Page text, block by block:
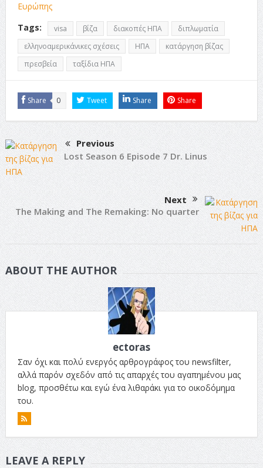
Ευρώπης
Tags:
visa βίζα διακοπές ΗΠΑ
διπλωματία
ελληνοαμερικάνικες σχέσεις
ΗΠΑ
κατάργηση βίζας
πρεσβεία
ταξίδια ΗΠΑ
Share 0 Tweet Share Share
Previous
Lost Season 6 Episode 7 Dr. Linus
Next
The Making and The Remaking: No quarter
ABOUT THE AUTHOR
ectoras
Σαν όχι και πολύ ενεργός αρθρογράφος του newsfilter,
αλλά παρόν σχεδόν από τις απαρχές του αγαπημένου μας
blog, προσθέτω και εγώ ένα λιθαράκι για το οικοδόμημα
του.
LEAVE A REPLY